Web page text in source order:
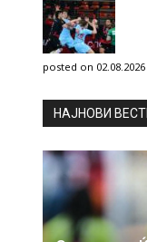
posted on 02.08.2026
НAЈНОВИ